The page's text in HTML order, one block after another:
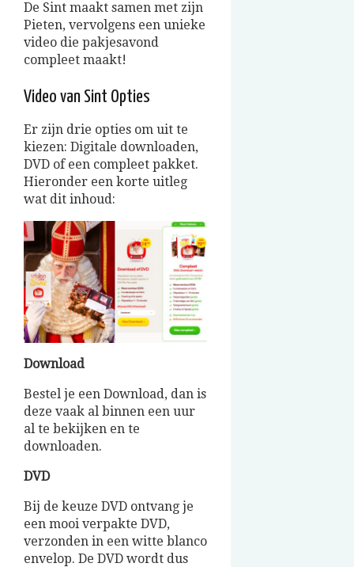
De Sint maakt samen met zijn
Pieten, vervolgens een unieke
video die pakjesavond
compleet maakt!
Video van Sint Opties
Er zijn drie opties om uit te
kiezen: Digitale downloaden,
DVD of een compleet pakket.
Hieronder een korte uitleg
wat dit inhoud:
Download
Bestel je een Download, dan is
deze vaak al binnen een uur
al te bekijken en te
downloaden.
DVD
Bij de keuze DVD ontvang je
een mooi verpakte DVD,
verzonden in een witte blanco
envelop. De DVD wordt dus